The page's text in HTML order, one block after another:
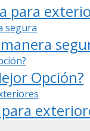
para
Opción?